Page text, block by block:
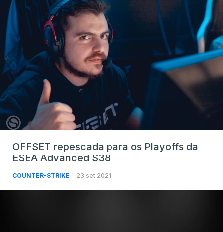
OFFSET repescada para os Playoffs da
ESEA Advanced S38
COUNTER-STRIKE 23 set 2021